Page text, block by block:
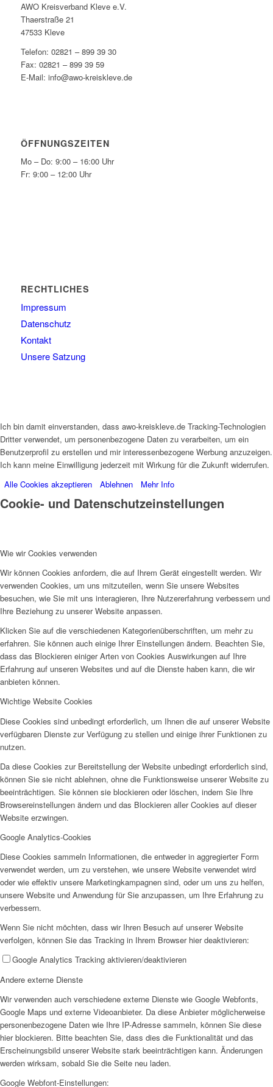
AWO Kreisverband Kleve e.V.
Thaerstraße 21
47533 Kleve
Telefon: 02821 – 899 39 30
Fax: 02821 – 899 39 59
E-Mail: info@awo-kreiskleve.de
ÖFFNUNGSZEITEN
Mo – Do: 9:00 – 16:00 Uhr
Fr: 9:00 – 12:00 Uhr
RECHTLICHES
Impressum
Datenschutz
Kontakt
Unsere Satzung
Ich bin damit einverstanden, dass awo-kreiskleve.de Tracking-Technologien
Dritter verwendet, um personenbezogene Daten zu verarbeiten, um ein
Benutzerprofil zu erstellen und mir interessenbezogene Werbung anzuzeigen.
Ich kann meine Einwilligung jederzeit mit Wirkung für die Zukunft widerrufen.
Alle Cookies akzeptieren
Ablehnen Mehr Info
Cookie- und Datenschutzeinstellungen
Wie wir Cookies verwenden
Wir können Cookies anfordern, die auf Ihrem Gerät eingestellt werden. Wir
verwenden Cookies, um uns mitzuteilen, wenn Sie unsere Websites
besuchen, wie Sie mit uns interagieren, Ihre Nutzererfahrung verbessern und
Ihre Beziehung zu unserer Website anpassen.
Klicken Sie auf die verschiedenen Kategorienüberschriften, um mehr zu
erfahren. Sie können auch einige Ihrer Einstellungen ändern. Beachten Sie,
dass das Blockieren einiger Arten von Cookies Auswirkungen auf Ihre
Erfahrung auf unseren Websites und auf die Dienste haben kann, die wir
anbieten können.
Wichtige Website Cookies
Diese Cookies sind unbedingt erforderlich, um Ihnen die auf unserer Website
verfügbaren Dienste zur Verfügung zu stellen und einige ihrer Funktionen zu
nutzen.
Da diese Cookies zur Bereitstellung der Website unbedingt erforderlich sind,
können Sie sie nicht ablehnen, ohne die Funktionsweise unserer Website zu
beeinträchtigen. Sie können sie blockieren oder löschen, indem Sie Ihre
Browsereinstellungen ändern und das Blockieren aller Cookies auf dieser
Website erzwingen.
Google Analytics-Cookies
Diese Cookies sammeln Informationen, die entweder in aggregierter Form
verwendet werden, um zu verstehen, wie unsere Website verwendet wird
oder wie effektiv unsere Marketingkampagnen sind, oder um uns zu helfen,
unsere Website und Anwendung für Sie anzupassen, um Ihre Erfahrung zu
verbessern.
Wenn Sie nicht möchten, dass wir Ihren Besuch auf unserer Website
verfolgen, können Sie das Tracking in Ihrem Browser hier deaktivieren:
Google Analytics Tracking aktivieren/deaktivieren
Andere externe Dienste
Wir verwenden auch verschiedene externe Dienste wie Google Webfonts,
Google Maps und externe Videoanbieter. Da diese Anbieter möglicherweise
personenbezogene Daten wie Ihre IP-Adresse sammeln, können Sie diese
hier blockieren. Bitte beachten Sie, dass dies die Funktionalität und das
Erscheinungsbild unserer Website stark beeinträchtigen kann. Änderungen
werden wirksam, sobald Sie die Seite neu laden.
Google Webfont-Einstellungen: